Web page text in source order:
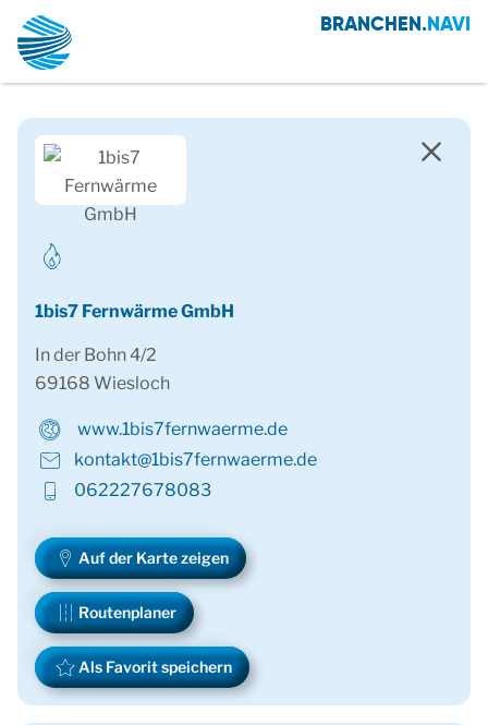
BRANCHEN.NAVI
1bis7 Fernwärme GmbH
In der Bohn 4/2
69168 Wiesloch
www.1bis7fernwaerme.de
kontakt@1bis7fernwaerme.de
062227678083
Auf der Karte zeigen
Routenplaner
Als Favorit speichern